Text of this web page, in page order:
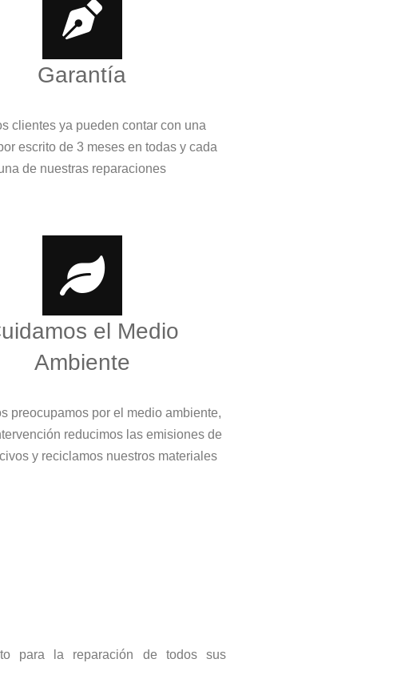
Garantía
clientes ya pueden contar con una
escrito de 3 meses en todas y cada
de nuestras reparaciones
el Medio
Ambiente
preocupamos por el medio ambiente,
reducimos las emisiones de
y reciclamos nuestros materiales
para la reparación de todos sus